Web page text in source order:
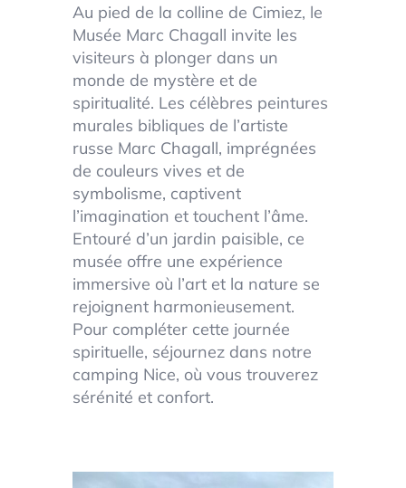
Au pied de la colline de Cimiez, le
Musée Marc Chagall invite les
visiteurs à plonger dans un
monde de mystère et de
spiritualité. Les célèbres peintures
murales bibliques de l’artiste
russe Marc Chagall, imprégnées
de couleurs vives et de
symbolisme, captivent
l’imagination et touchent l’âme.
Entouré d’un jardin paisible, ce
musée offre une expérience
immersive où l’art et la nature se
rejoignent harmonieusement.
Pour compléter cette journée
spirituelle, séjournez dans notre
camping Nice, où vous trouverez
sérénité et confort.